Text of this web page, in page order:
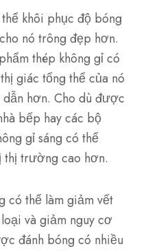
khôi phục độ bóng
nó trông đẹp hơn.
thép không gỉ có
giác tổng thể của nó
dẫn hơn. Cho dù được
bếp hay các bộ
gỉ sáng có thể
thị trường cao hơn.
có thể làm giảm vết
và giảm nguy cơ
đánh bóng có nhiều